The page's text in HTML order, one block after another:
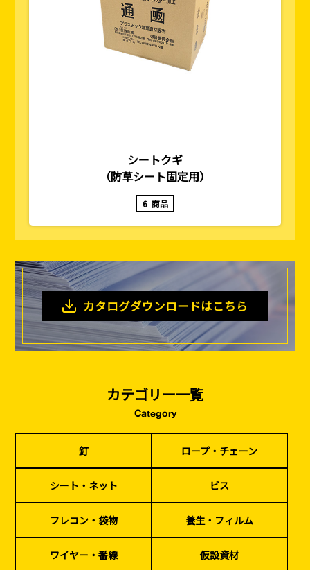
釘 ロープ・チェーン シート・ネット ビス
フレコン・袋物
ワイヤー・番線
現場用品・保安用品
建築金物・建築資材
型枠部材 基礎用部材 土木資材 テープ
シーリング剤・接着剤・スプレー等
検索
家、マンションを
塗装工事
基礎工事・
コンクリート
（型枠工事）
仮説・バリケード
を設ける
シートクギ
（防草シート固定用）
6 商品
カタログダウンロードはこちら
カテゴリー一覧
Category
釘 ロープ・チェーン
シート・ネット ビス
フレコン・袋物 養生・フィルム
ワイヤー・番線 仮設資材